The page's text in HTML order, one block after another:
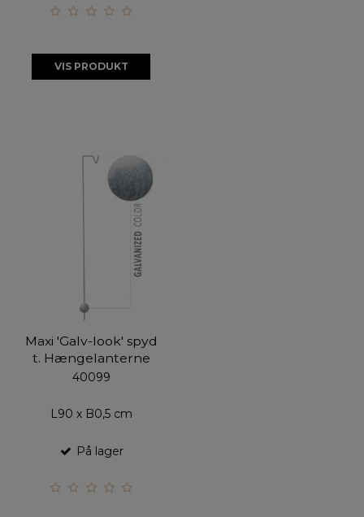
VIS PRODUKT
Maxi 'Galv-look' spyd
t. Hængelanterne
40099
L90 x B0,5 cm
På lager